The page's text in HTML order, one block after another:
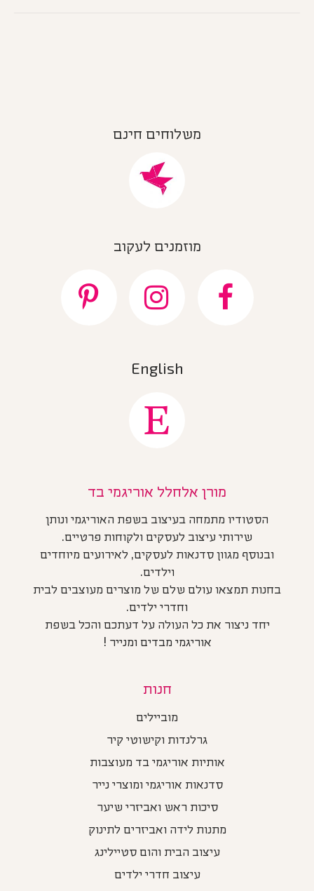
משלוחים חינם
מוזמנים לעקוב
English
מורן אלחלל אוריגמי בד
הסטודיו מתמחה בעיצוב בשפת האוריגמי ונותן
שירותי עיצוב לעסקים ולקוחות פרטיים.
ובנוסף מגוון סדנאות לעסקים, לאירועים מיוחדים
וילדים.
בחנות תמצאו עולם שלם של מוצרים מעוצבים לבית
וחדרי ילדים.
יחד ניצור את כל העולה על דעתכם והכל בשפת
אוריגמי מבדים ומנייר !
חנות
מוביילים
גרלנדות וקישוטי קיר
אותיות אוריגמי בד מעוצבות
סדנאות אוריגמי ומוצרי נייר
סיכות ראש ואביזרי שיער
מתנות לידה ואביזרים לתינוק
עיצוב הבית והום סטיילינג
עיצוב חדרי ילדים